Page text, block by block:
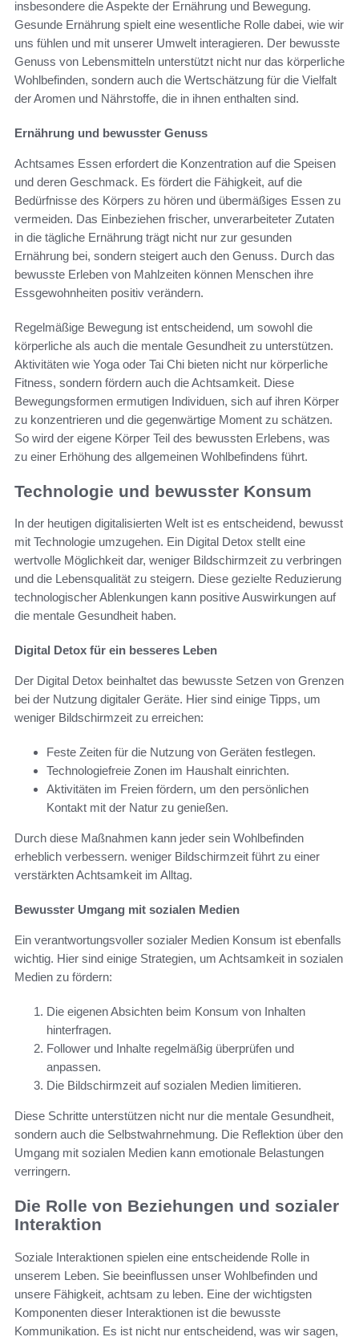
insbesondere die Aspekte der Ernährung und Bewegung.
Gesunde Ernährung spielt eine wesentliche Rolle dabei, wie wir
uns fühlen und mit unserer Umwelt interagieren. Der bewusste
Genuss von Lebensmitteln unterstützt nicht nur das körperliche
Wohlbefinden, sondern auch die Wertschätzung für die Vielfalt
der Aromen und Nährstoffe, die in ihnen enthalten sind.
Ernährung und bewusster Genuss
Achtsames Essen erfordert die Konzentration auf die Speisen
und deren Geschmack. Es fördert die Fähigkeit, auf die
Bedürfnisse des Körpers zu hören und übermäßiges Essen zu
vermeiden. Das Einbeziehen frischer, unverarbeiteter Zutaten
in die tägliche Ernährung trägt nicht nur zur gesunden
Ernährung bei, sondern steigert auch den Genuss. Durch das
bewusste Erleben von Mahlzeiten können Menschen ihre
Essgewohnheiten positiv verändern.
Regelmäßige Bewegung ist entscheidend, um sowohl die
körperliche als auch die mentale Gesundheit zu unterstützen.
Aktivitäten wie Yoga oder Tai Chi bieten nicht nur körperliche
Fitness, sondern fördern auch die Achtsamkeit. Diese
Bewegungsformen ermutigen Individuen, sich auf ihren Körper
zu konzentrieren und die gegenwärtige Moment zu schätzen.
So wird der eigene Körper Teil des bewussten Erlebens, was
zu einer Erhöhung des allgemeinen Wohlbefindens führt.
Technologie und bewusster Konsum
In der heutigen digitalisierten Welt ist es entscheidend, bewusst
mit Technologie umzugehen. Ein Digital Detox stellt eine
wertvolle Möglichkeit dar, weniger Bildschirmzeit zu verbringen
und die Lebensqualität zu steigern. Diese gezielte Reduzierung
technologischer Ablenkungen kann positive Auswirkungen auf
die mentale Gesundheit haben.
Digital Detox für ein besseres Leben
Der Digital Detox beinhaltet das bewusste Setzen von Grenzen
bei der Nutzung digitaler Geräte. Hier sind einige Tipps, um
weniger Bildschirmzeit zu erreichen:
Feste Zeiten für die Nutzung von Geräten festlegen.
Technologiefreie Zonen im Haushalt einrichten.
Aktivitäten im Freien fördern, um den persönlichen
Kontakt mit der Natur zu genießen.
Durch diese Maßnahmen kann jeder sein Wohlbefinden
erheblich verbessern. weniger Bildschirmzeit führt zu einer
verstärkten Achtsamkeit im Alltag.
Bewusster Umgang mit sozialen Medien
Ein verantwortungsvoller sozialer Medien Konsum ist ebenfalls
wichtig. Hier sind einige Strategien, um Achtsamkeit in sozialen
Medien zu fördern:
Die eigenen Absichten beim Konsum von Inhalten
hinterfragen.
Follower und Inhalte regelmäßig überprüfen und
anpassen.
Die Bildschirmzeit auf sozialen Medien limitieren.
Diese Schritte unterstützen nicht nur die mentale Gesundheit,
sondern auch die Selbstwahrnehmung. Die Reflektion über den
Umgang mit sozialen Medien kann emotionale Belastungen
verringern.
Die Rolle von Beziehungen und sozialer
Interaktion
Soziale Interaktionen spielen eine entscheidende Rolle in
unserem Leben. Sie beeinflussen unser Wohlbefinden und
unsere Fähigkeit, achtsam zu leben. Eine der wichtigsten
Komponenten dieser Interaktionen ist die bewusste
Kommunikation. Es ist nicht nur entscheidend, was wir sagen,